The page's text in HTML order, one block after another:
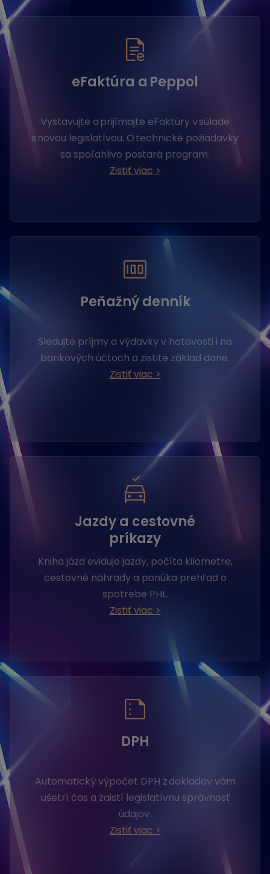
eFaktúra a Peppol
Vystavujte a prijímajte eFaktúry v súlade
s novou legislatívou. O technické požiadavky
sa spoľahlivo postará program.
Zistiť viac >
Peňažný denník
Sledujte príjmy a výdavky v hotovosti i na
bankových účtoch a zistite základ dane.
Zistiť viac >
Jazdy a cestovné
príkazy
Kniha jázd eviduje jazdy, počíta kilometre,
cestovné náhrady a ponúka prehľad o
spotrebe PHL.
Zistiť viac >
DPH
Automatický výpočet DPH z dokladov vám
ušetrí čas a zaistí legislatívnu správnosť
údajov.
Zistiť viac >